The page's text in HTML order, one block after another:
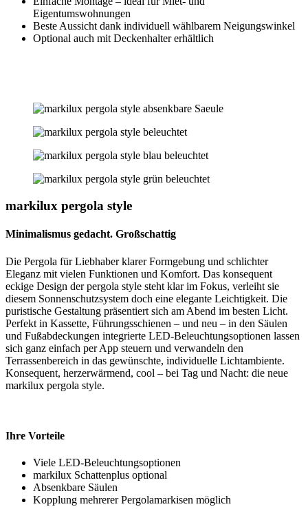
Eigentumswohnungen
Beste Aussicht dank individuell wählbarem Neigungswinkel
Optional auch mit Deckenhalter erhältlich
markilux pergola style
Minimalismus gedacht. Großschattig
Die Pergola für Liebhaber klarer Formgebung und schlichter
Eleganz mit vielen Funktionen und Komfort. Das konsequent
eckige Design der pergola style steht klar im Fokus, verleiht sie
diesem Sonnenschutzsystem doch eine elegante Leichtigkeit. Die
puristische Gestaltung präsentiert sich am Abend im besten Licht.
Perfekt in Kassette, Führungsschienen – und neu – in den Säulen
und Fußabdeckungen integrierte LED-Beleuchtungsoptionen lassen
sich ganz einfach per App steuern und verwandeln den
Terrassenbereich in das gewünschte, individuelle Lichtambiente.
Konsequent, herzerwärmend, cool – bei Tag und Nacht: die neue
markilux pergola style.
Ihre Vorteile
Viele LED-Beleuchtungsoptionen
markilux Schattenplus optional
Absenkbare Säulen
Kopplung mehrerer Pergolamarkisen möglich